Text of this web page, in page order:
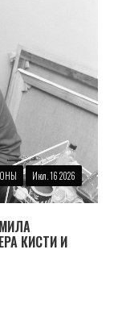
Июл. 16 2026
КИСТИ И